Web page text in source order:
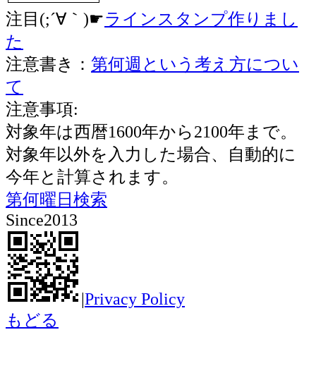
注目(;´∀｀)☛ラインスタンプ作りまし
た
注意書き： 第何週という考え方につい
て
注意事項:
対象年は西暦1600年から2100年まで。
対象年以外を入力した場合、自動的に
今年と計算されます。
第何曜日検索
Since2013
|Privacy Policy
もどる